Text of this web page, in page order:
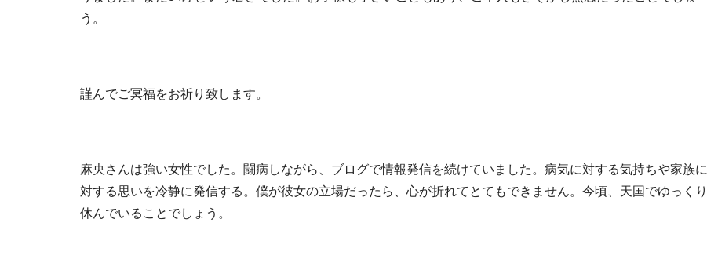
う。
謹んでご冥福をお祈り致します。
麻央さんは強い女性でした。闘病しながら、ブログで情報発信を続けていました。病気に対する気持ちや家族に
対する思いを冷静に発信する。僕が彼女の立場だったら、心が折れてとてもできません。今頃、天国でゆっくり
休んでいることでしょう。